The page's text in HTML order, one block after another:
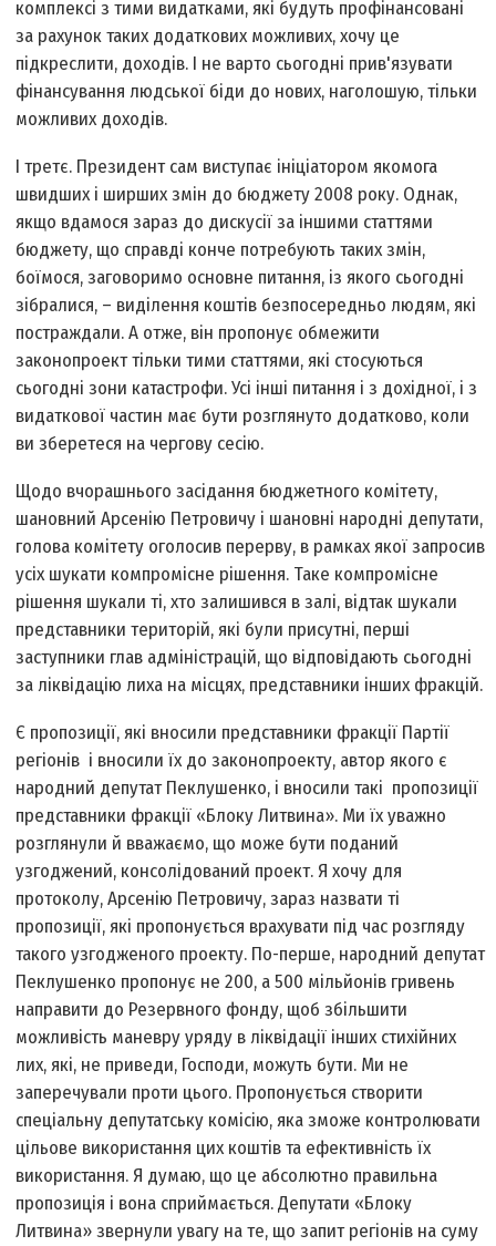
комплексі з тими видатками, які будуть профінансовані
за рахунок таких додаткових можливих, хочу це
підкреслити, доходів. І не варто сьогодні прив'язувати
фінансування людської біди до нових, наголошую, тільки
можливих доходів.
І третє. Президент сам виступає ініціатором якомога
швидших і ширших змін до бюджету 2008 року. Однак,
якщо вдамося зараз до дискусії за іншими статтями
бюджету, що справді конче потребують таких змін,
боїмося, заговоримо основне питання, із якого сьогодні
зібралися, – виділення коштів безпосередньо людям, які
постраждали. А отже, він пропонує обмежити
законопроект тільки тими статтями, які стосуються
сьогодні зони катастрофи. Усі інші питання і з дохідної, і з
видаткової частин має бути розглянуто додатково, коли
ви зберетеся на чергову сесію.
Щодо вчорашнього засідання бюджетного комітету,
шановний Арсенію Петровичу і шановні народні депутати,
голова комітету оголосив перерву, в рамках якої запросив
усіх шукати компромісне рішення. Таке компромісне
рішення шукали ті, хто залишився в залі, відтак шукали
представники територій, які були присутні, перші
заступники глав адміністрацій, що відповідають сьогодні
за ліквідацію лиха на місцях, представники інших фракцій.
Є пропозиції, які вносили представники фракції Партії
регіонів і вносили їх до законопроекту, автор якого є
народний депутат Пеклушенко, і вносили такі пропозиції
представники фракції «Блоку Литвина». Ми їх уважно
розглянули й вважаємо, що може бути поданий
узгоджений, консолідований проект. Я хочу для
протоколу, Арсенію Петровичу, зараз назвати ті
пропозиції, які пропонується врахувати під час розгляду
такого узгодженого проекту. По-перше, народний депутат
Пеклушенко пропонує не 200, а 500 мільйонів гривень
направити до Резервного фонду, щоб збільшити
можливість маневру уряду в ліквідації інших стихійних
лих, які, не приведи, Господи, можуть бути. Ми не
заперечували проти цього. Пропонується створити
спеціальну депутатську комісію, яка зможе контролювати
цільове використання цих коштів та ефективність їх
використання. Я думаю, що це абсолютно правильна
пропозиція і вона сприймається. Депутати «Блоку
Литвина» звернули увагу на те, що запит регіонів на суму